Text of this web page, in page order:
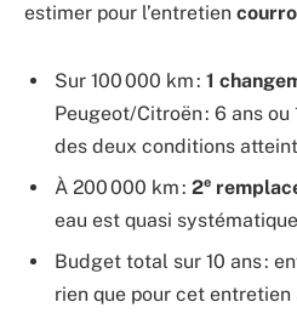
estimer pour l’entretien
Sur 100 000 km : 1
Peugeot/Citroën : 6 ans
des deux conditions
À 200 000 km : 2e
eau est quasi systématique
Budget total sur 10 ans :
rien que pour cet